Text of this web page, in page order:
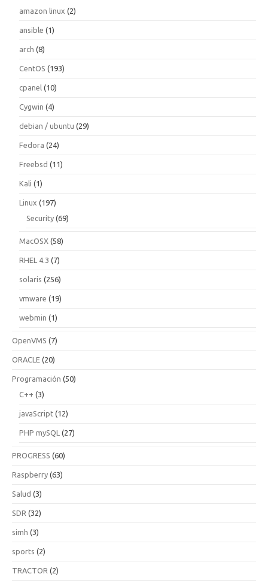
amazon linux (2)
ansible (1)
arch (8)
CentOS (193)
cpanel (10)
Cygwin (4)
debian / ubuntu (29)
Fedora (24)
Freebsd (11)
Kali (1)
Linux (197)
Security (69)
MacOSX (58)
RHEL 4.3 (7)
solaris (256)
vmware (19)
webmin (1)
OpenVMS (7)
ORACLE (20)
Programación (50)
C++ (3)
javaScript (12)
PHP mySQL (27)
PROGRESS (60)
Raspberry (63)
Salud (3)
SDR (32)
simh (3)
sports (2)
TRACTOR (2)